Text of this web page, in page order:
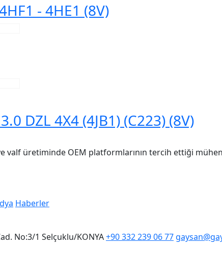
- 4HE1 (8V)
DZL 4X4 (4JB1) (C223) (8V)
valf üretiminde OEM platformlarının tercih ettiği
Haberler
No:3/1 Selçuklu/KONYA+90 332 239 06 77